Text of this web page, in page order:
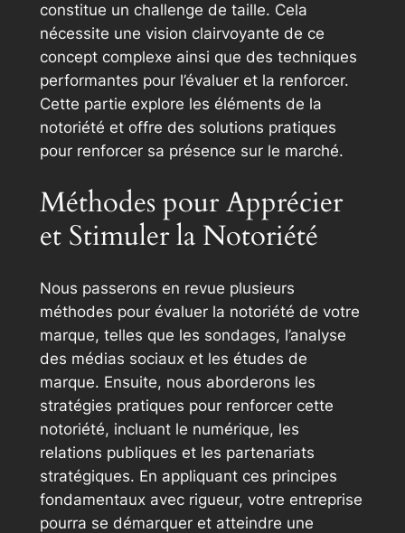
constitue un challenge de taille. Cela
nécessite une vision clairvoyante de ce
concept complexe ainsi que des techniques
performantes pour l’évaluer et la renforcer.
Cette partie explore les éléments de la
notoriété et offre des solutions pratiques
pour renforcer sa présence sur le marché.
Méthodes pour Apprécier
et Stimuler la Notoriété
Nous passerons en revue plusieurs
méthodes pour évaluer la notoriété de votre
marque, telles que les sondages, l’analyse
des médias sociaux et les études de
marque. Ensuite, nous aborderons les
stratégies pratiques pour renforcer cette
notoriété, incluant le numérique, les
relations publiques et les partenariats
stratégiques. En appliquant ces principes
fondamentaux avec rigueur, votre entreprise
pourra se démarquer et atteindre une